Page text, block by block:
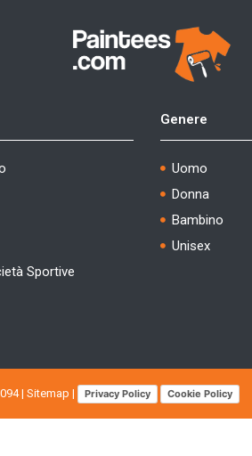
Sportive
Genere
Uomo
Donna
Bambino
Unisex
| Sitemap | Privacy Policy Cookie Policy